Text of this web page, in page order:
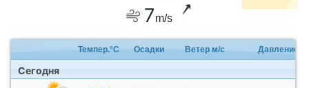
7m/s
Темпер.°C Осадки Ветер м/с Давление
Сегодня